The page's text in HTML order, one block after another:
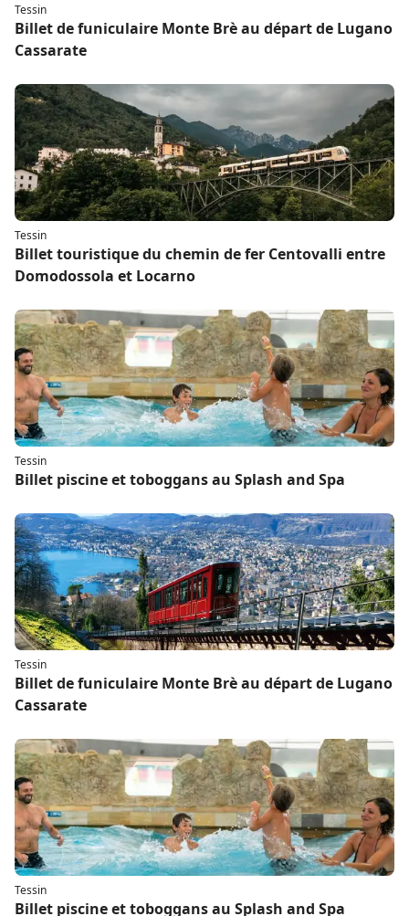
Tessin
Billet de funiculaire Monte Brè au départ de Lugano
Cassarate
Tessin
Billet touristique du chemin de fer Centovalli entre
Domodossola et Locarno
Tessin
Billet piscine et toboggans au Splash and Spa
Tessin
Billet de funiculaire Monte Brè au départ de Lugano
Cassarate
Tessin
Billet piscine et toboggans au Splash and Spa